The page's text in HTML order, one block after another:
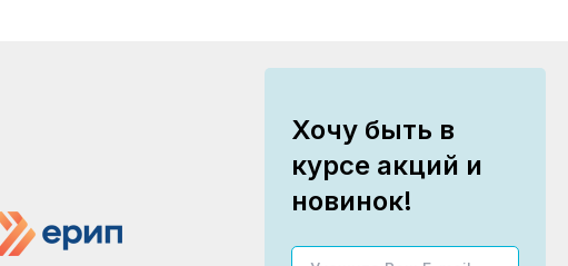
Хочу быть в
курсе акций и
новинок!